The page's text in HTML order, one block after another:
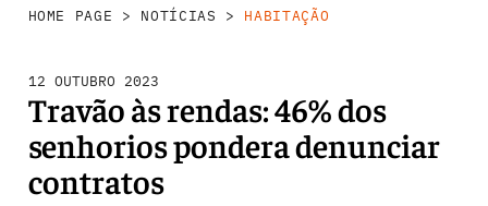
HOME PAGE > NOTÍCIAS > HABITAÇÃO
12 OUTUBRO 2023
Travão às rendas: 46% dos
senhorios pondera denunciar
contratos